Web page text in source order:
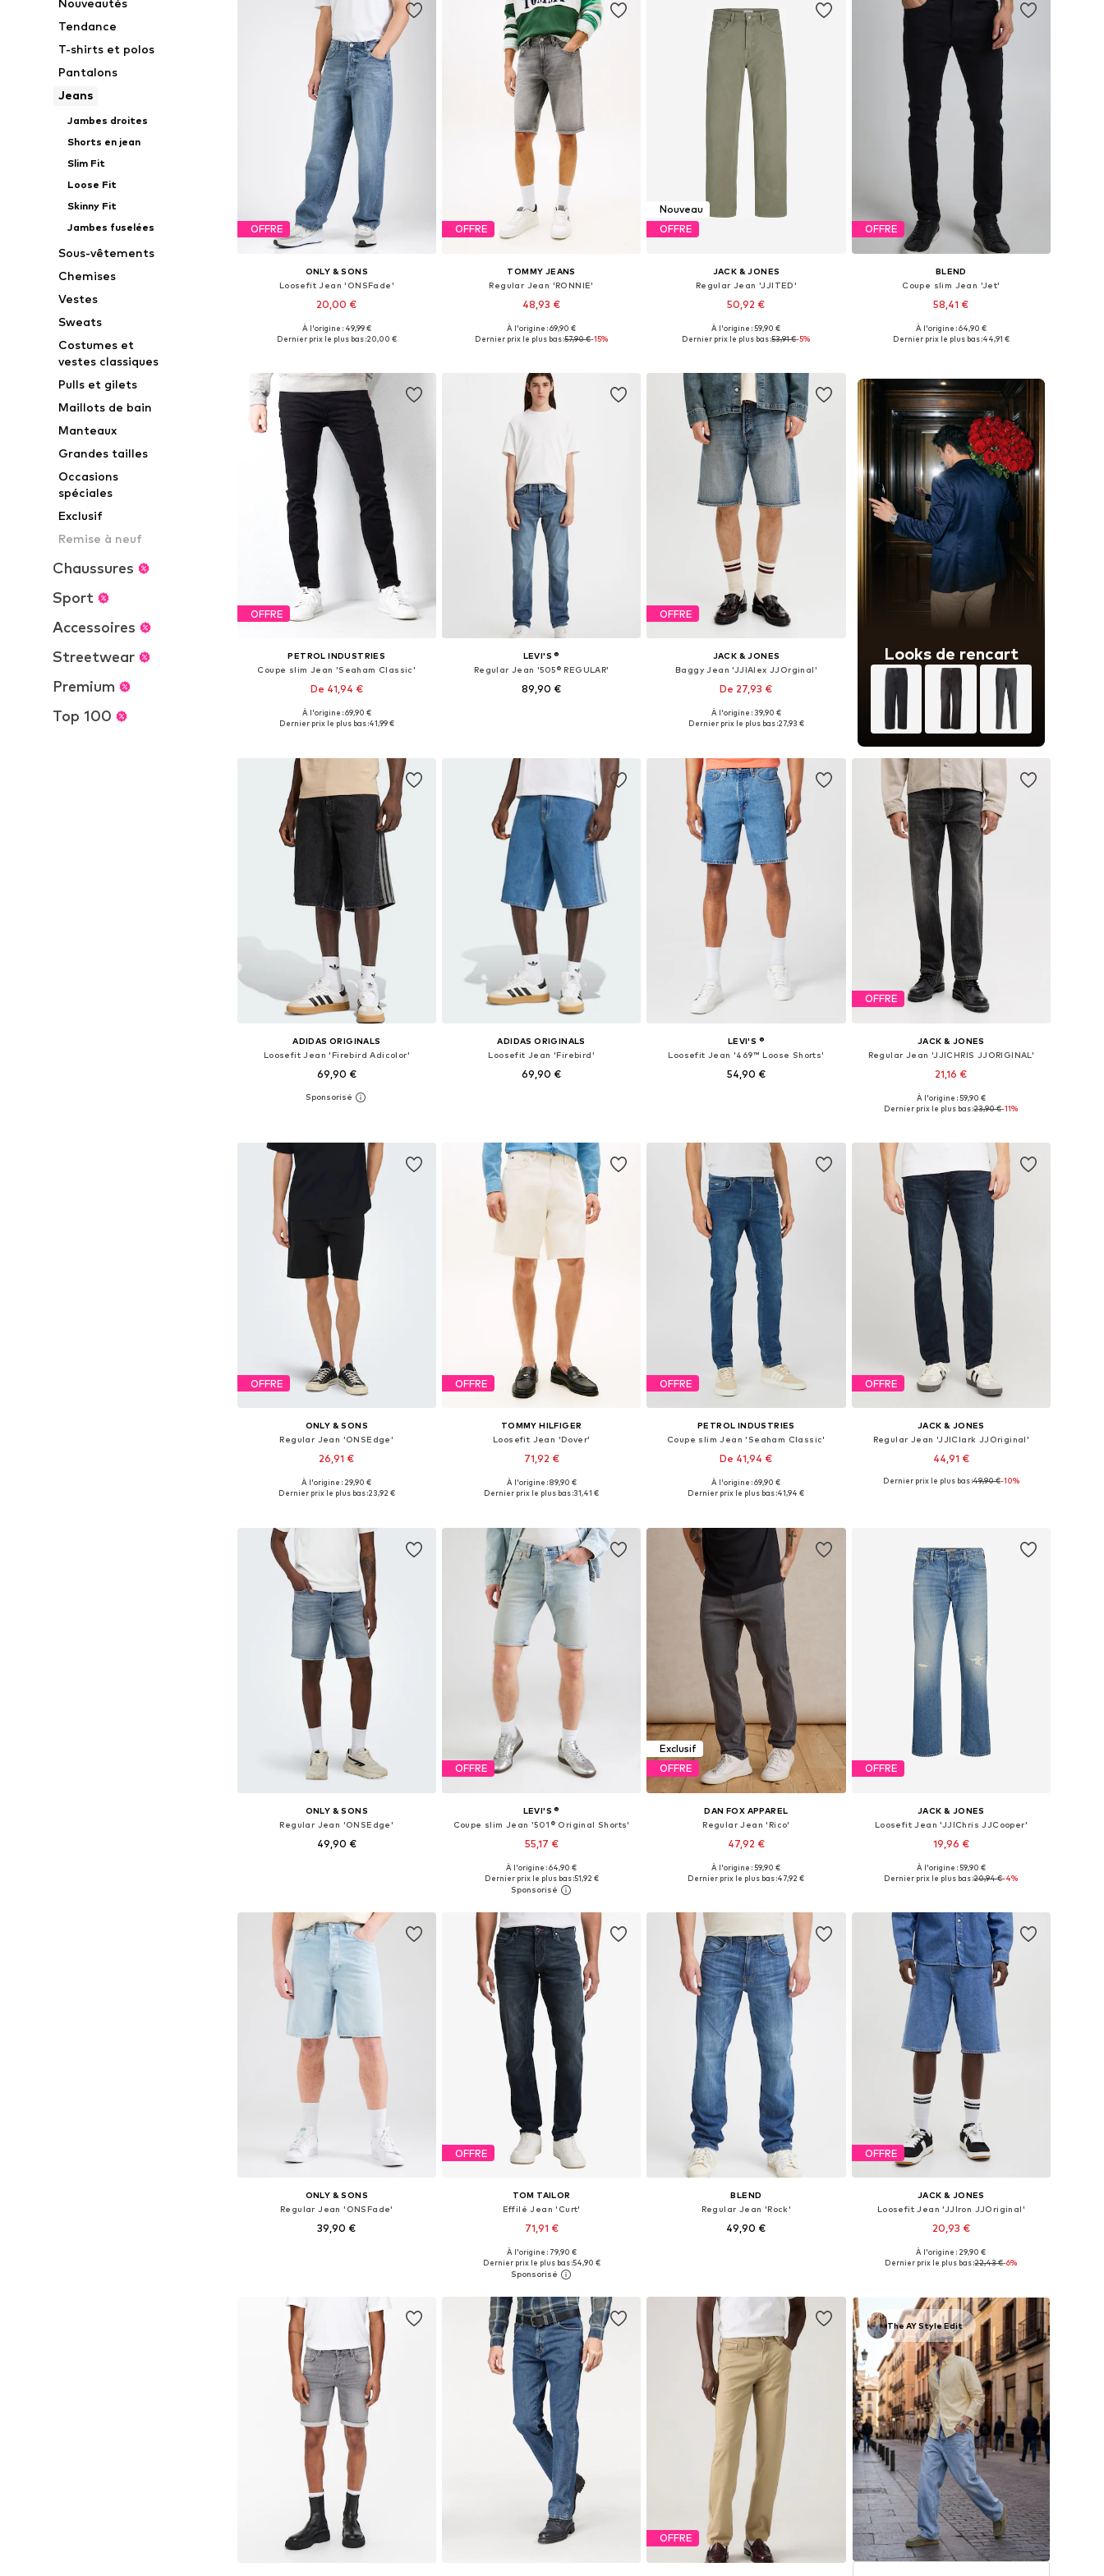
Nouveautés
Tendance
T-shirts et polos
Pantalons
Jeans
Jambes droites
Shorts en jean
Slim Fit
Loose Fit
Skinny Fit
Jambes fuselées
Sous-vêtements
Chemises
Vestes
Sweats
Costumes et
vestes classiques
Pulls et gilets
Maillots de bain
Manteaux
Grandes tailles
Occasions
spéciales
Exclusif
Remise à neuf
Chaussures
Sport
Accessoires
Streetwear
Premium
Top 100
OFFRE
ONLY & SONS
Loosefit Jean 'ONSFade'
20,00 €
+1
Disponible en plusieurs tailles
À l'origine : 49,99 €
Dernier prix le plus bas :20,00 €
OFFRE
TOMMY JEANS
Regular Jean 'RONNIE'
48,93 €
Tailles disponibles: 29, 30, 31, 32, 33, 34
À l'origine : 69,90 €
Dernier prix le plus bas :57,90 €-15%
Nouveau
OFFRE
JACK & JONES
Regular Jean 'JJITED'
50,92 €
Disponible en plusieurs tailles
À l'origine : 59,90 €
Dernier prix le plus bas :53,91 €-5%
OFFRE
BLEND
Coupe slim Jean 'Jet'
58,41 €
+4
Disponible en plusieurs tailles
À l'origine : 64,90 €
Dernier prix le plus bas :44,91 €
OFFRE
PETROL INDUSTRIES
Coupe slim Jean 'Seaham Classic'
De 41,94 €
Disponible en plusieurs tailles
À l'origine : 69,90 €
Dernier prix le plus bas :41,99 €
LEVI'S ®
Regular Jean '505® REGULAR'
89,90 €
OFFRE
JACK & JONES
Baggy Jean 'JJIAlex JJOrginal'
De 27,93 €
Disponible en plusieurs tailles
À l'origine : 39,90 €
Dernier prix le plus bas :27,93 €
Looks de rencart
ADIDAS ORIGINALS
Loosefit Jean 'Firebird Adicolor'
69,90 €
ADIDAS ORIGINALS
Loosefit Jean 'Firebird'
69,90 €
LEVI'S ®
Loosefit Jean '469™ Loose Shorts'
54,90 €
OFFRE
JACK & JONES
Regular Jean 'JJICHRIS JJORIGINAL'
21,16 €
Disponible en plusieurs tailles
À l'origine : 59,90 €
Dernier prix le plus bas :23,90 €-11%
OFFRE
ONLY & SONS
Regular Jean 'ONSEdge'
26,91 €
Disponible en plusieurs tailles
À l'origine : 29,90 €
Dernier prix le plus bas :23,92 €
OFFRE
TOMMY HILFIGER
Loosefit Jean 'Dover'
71,92 €
Tailles disponibles: 30, 31, 32, 33, 34, 38
À l'origine : 89,90 €
Dernier prix le plus bas :31,41 €
OFFRE
PETROL INDUSTRIES
Coupe slim Jean 'Seaham Classic'
De 41,94 €
Disponible en plusieurs tailles
À l'origine : 69,90 €
Dernier prix le plus bas :41,94 €
OFFRE
JACK & JONES
Regular Jean 'JJIClark JJOriginal'
44,91 €
+3
Disponible en plusieurs tailles
Dernier prix le plus bas :49,90 €-10%
ONLY & SONS
Regular Jean 'ONSEdge'
49,90 €
OFFRE
LEVI'S ®
Coupe slim Jean '501® Original Shorts'
55,17 €
+1
Disponible en plusieurs tailles
Ajouter au panier
À l'origine : 64,90 €
Dernier prix le plus bas :51,92 €
Exclusif
OFFRE
DAN FOX APPAREL
Regular Jean 'Rico'
47,92 €
Tailles disponibles: 30, 31, 32, 33, 34, 36
À l'origine : 59,90 €
Dernier prix le plus bas :47,92 €
OFFRE
JACK & JONES
Loosefit Jean 'JJIChris JJCooper'
19,96 €
+2
Disponible en plusieurs tailles
À l'origine : 59,90 €
Dernier prix le plus bas :20,94 €-4%
ONLY & SONS
Regular Jean 'ONSFade'
39,90 €
OFFRE
TOM TAILOR
Effilé Jean 'Curt'
71,91 €
Disponible en plusieurs tailles
Ajouter au panier
À l'origine : 79,90 €
Dernier prix le plus bas :54,90 €
BLEND
Regular Jean 'Rock'
49,90 €
OFFRE
JACK & JONES
Loosefit Jean 'JJIron JJOriginal'
20,93 €
Tailles disponibles: 31-32, 33, 34, 35-36
À l'origine : 29,90 €
Dernier prix le plus bas :22,43 €-6%
OFFRE
The AY Style Edit